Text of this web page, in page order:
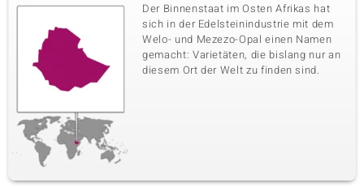
Der Binnenstaat im Osten Afrikas hat
sich in der Edelsteinindustrie mit dem
Welo- und Mezezo-Opal einen Namen
gemacht: Varietäten, die bislang nur an
diesem Ort der Welt zu finden sind.